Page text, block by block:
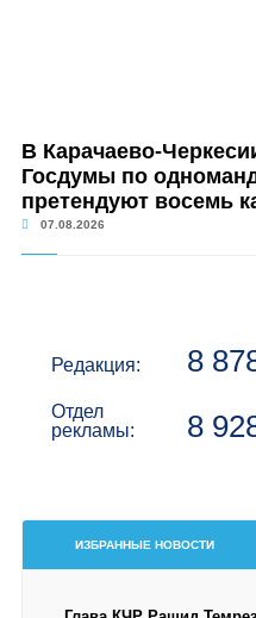
В Карачаево-
Госдумы по
претендуют восемь
07.08.2026
Редакция: 8
Отдел
рекламы:
8
ИЗБРАННЫЕ НОВОСТИ